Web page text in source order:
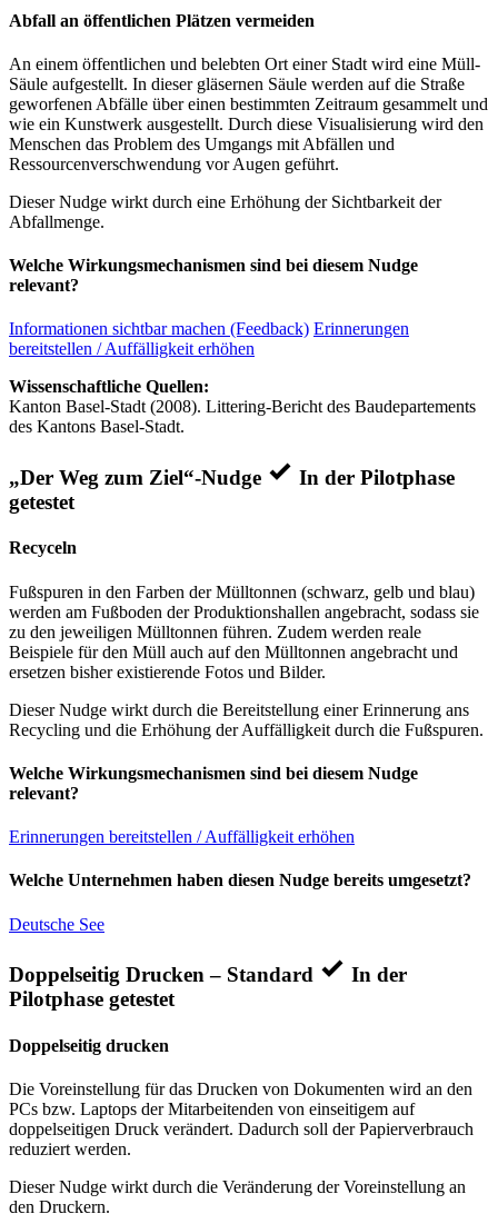
Abfall an öffentlichen Plätzen vermeiden
An einem öffentlichen und belebten Ort einer Stadt wird eine Müll-
Säule aufgestellt. In dieser gläsernen Säule werden auf die Straße
geworfenen Abfälle über einen bestimmten Zeitraum gesammelt und
wie ein Kunstwerk ausgestellt. Durch diese Visualisierung wird den
Menschen das Problem des Umgangs mit Abfällen und
Ressourcenverschwendung vor Augen geführt.
Dieser Nudge wirkt durch eine Erhöhung der Sichtbarkeit der
Abfallmenge.
Welche Wirkungsmechanismen sind bei diesem Nudge
relevant?
Informationen sichtbar machen (Feedback) Erinnerungen
bereitstellen / Auffälligkeit erhöhen
Wissenschaftliche Quellen:
Kanton Basel-Stadt (2008). Littering-Bericht des Baudepartements
des Kantons Basel-Stadt.
„Der Weg zum Ziel“-Nudge
In der Pilotphase
getestet
Recyceln
Fußspuren in den Farben der Mülltonnen (schwarz, gelb und blau)
werden am Fußboden der Produktionshallen angebracht, sodass sie
zu den jeweiligen Mülltonnen führen. Zudem werden reale
Beispiele für den Müll auch auf den Mülltonnen angebracht und
ersetzen bisher existierende Fotos und Bilder.
Dieser Nudge wirkt durch die Bereitstellung einer Erinnerung ans
Recycling und die Erhöhung der Auffälligkeit durch die Fußspuren.
Welche Wirkungsmechanismen sind bei diesem Nudge
relevant?
Erinnerungen bereitstellen / Auffälligkeit erhöhen
Welche Unternehmen haben diesen Nudge bereits umgesetzt?
Deutsche See
Doppelseitig Drucken – Standard
In der
Pilotphase getestet
Doppelseitig drucken
Die Voreinstellung für das Drucken von Dokumenten wird an den
PCs bzw. Laptops der Mitarbeitenden von einseitigem auf
doppelseitigen Druck verändert. Dadurch soll der Papierverbrauch
reduziert werden.
Dieser Nudge wirkt durch die Veränderung der Voreinstellung an
den Druckern.